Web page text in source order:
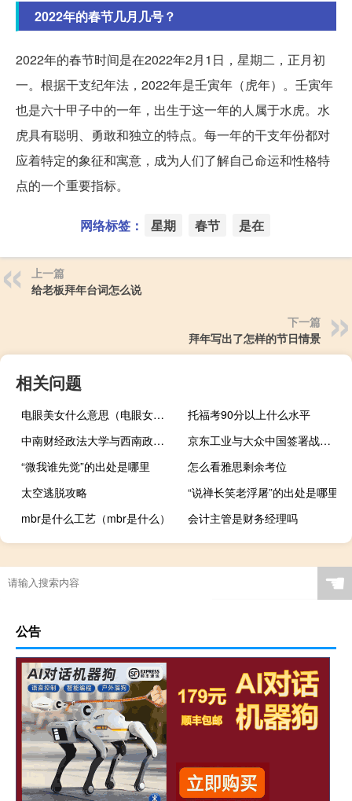
2022年的春节几月几号？
2022年的春节时间是在2022年2月1日，星期二，正月初
一。根据干支纪年法，2022年是壬寅年（虎年）。壬寅年
也是六十甲子中的一年，出生于这一年的人属于水虎。水
虎具有聪明、勇敢和独立的特点。每一年的干支年份都对
应着特定的象征和寓意，成为人们了解自己命运和性格特
点的一个重要指标。
网络标签： 星期 春节 是在
上一篇
给老板拜年台词怎么说
下一篇
拜年写出了怎样的节日情景
相关问题
电眼美女什么意思（电眼女生3）
托福考90分以上什么水平
中南财经政法大学与西南政法大学哪个好
京东工业与大众中国签署战略合作协议
“微我谁先觉”的出处是哪里
怎么看雅思剩余考位
太空逃脱攻略
“说禅长笑老浮屠”的出处是哪里
mbr是什么工艺（mbr是什么）
会计主管是财务经理吗
☚
公告